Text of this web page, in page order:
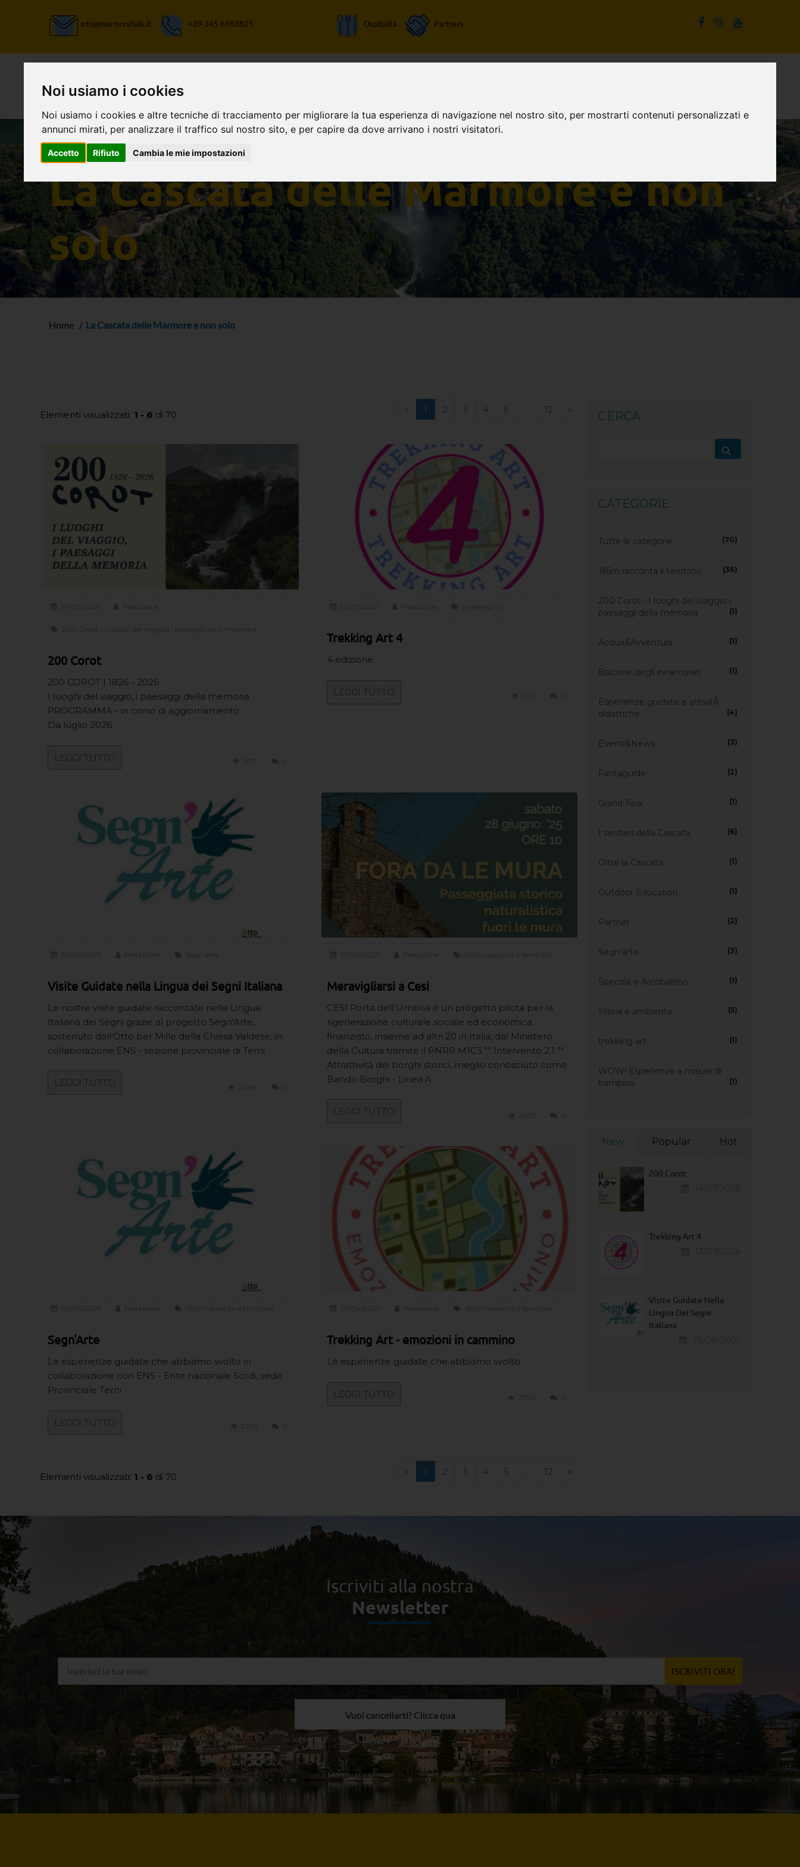
Noi usiamo i cookies
Noi usiamo i cookies e altre tecniche di tracciamento per migliorare la tua esperienza di navigazione nel nostro sito, per mostrarti contenuti personalizzati e
annunci mirati, per analizzare il traffico sul nostro sito, e per capire da dove arrivano i nostri visitatori.
Accetto Rifiuto Cambia le mie impostazioni
info@marmorefalls.it +39 345 6983825 Ospitalità Partners
LASCIATI STUPIRE:
La Cascata delle Marmore e non
solo
Home La Cascata delle Marmore e non solo
Elementi visualizzati: 1 - 6 di 70 1 2 3 4 5 ... 12 »
200 Corot
200 COROT | 1826 - 2026
I luoghi del viaggio, i paesaggi della memoria
PROGRAMMA - in corso di aggiornamento
Da luglio 2026
LEGGI TUTTO
Trekking Art 4
4 edizione
LEGGI TUTTO
Visite Guidate nella Lingua dei Segni Italiana
Le nostre visite guidate raccontate nella Lingua
Italiana dei Segni grazie al progetto Segn'Arte,
sostenuto dall'Otto per Mille della Chiesa Valdese, in
collaborazione ENS - sezione provinciale di Terni
LEGGI TUTTO
Meravigliarsi a Cesi
CESI Porta dell'Umbria è un progetto pilota per la
rigenerazione culturale sociale ed economica,
finanziato, insieme ad altri 20 in Italia, dal Ministero
della Cultura tramite il PNRR M1C3 "" Intervento 2.1 ""
Attrattività dei borghi storici, meglio conosciuto come
Bando Borghi - Linea A.
LEGGI TUTTO
Segn'Arte
Le esperienze guidate che abbiamo svolto in
collaborazione con ENS - Ente nazionale Sordi, sede
Provinciale Terni
LEGGI TUTTO
Trekking Art - emozioni in cammino
Le esperienze guidate che abbiamo svolto
LEGGI TUTTO
Elementi visualizzati: 1 - 6 di 70 1 2 3 4 5 ... 12 »
CERCA
CATEGORIE
Tutte le categorie (70)
165m racconta il territorio (36)
200 Corot - I luoghi del viaggio i
paesaggi della memoria
(1)
Acqua&Avventura (1)
Balcone degli innamorati (1)
Esperienze guidate e attivitÃ
didattiche
(4)
Eventi&News (3)
Fantaguide (2)
Grand Tour (1)
I sentieri della Cascata (6)
Oltre la Cascata (1)
Outdoor Education (1)
Partner (2)
Segn'arte (3)
Specola e Arcobaleno (1)
Storia e ambiente (5)
trekking art (1)
WOW! Esperienze a misura di
bambino
(1)
New Popular Hot
200 Corot
Trekking Art 4
Visite Guidate Nella
Lingua Dei Segni
Italiana
Iscriviti alla nostra
Newsletter
ISCRIVITI ORA!
Vuoi cancellarti? Clicca qua